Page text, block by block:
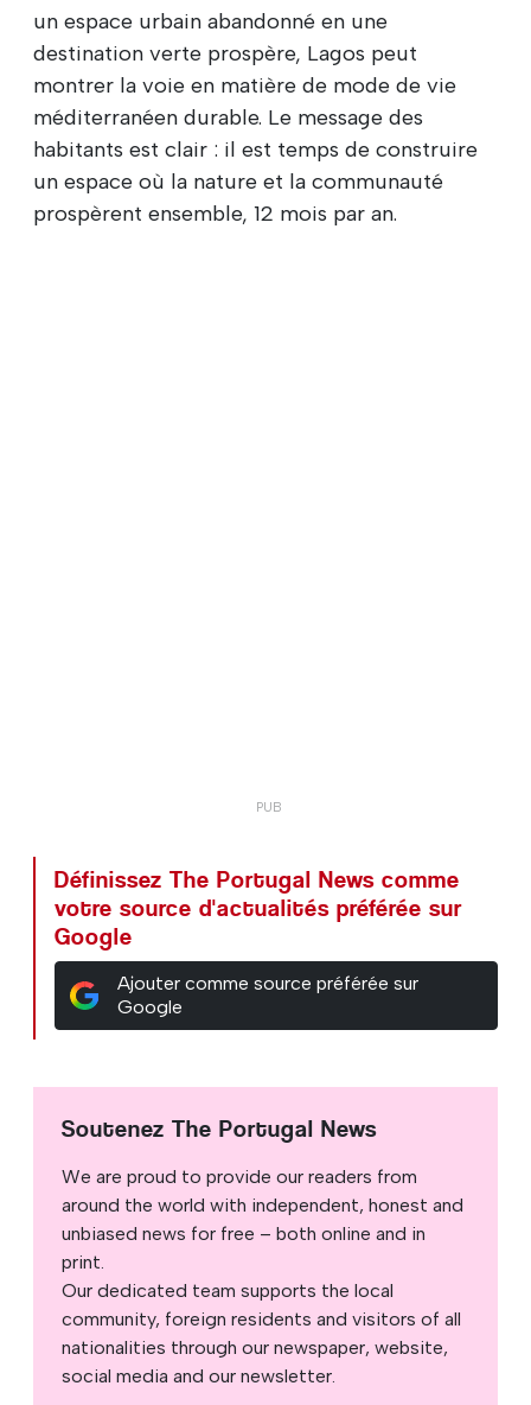
un espace urbain abandonné en une
destination verte prospère, Lagos peut
montrer la voie en matière de mode de vie
méditerranéen durable. Le message des
habitants est clair : il est temps de construire
un espace où la nature et la communauté
prospèrent ensemble, 12 mois par an.
Définissez The Portugal News comme
votre source d'actualités préférée sur
Google
Ajouter comme source préférée sur
Google
Soutenez The Portugal News
We are proud to provide our readers from
around the world with independent, honest and
unbiased news for free – both online and in
print.
Our dedicated team supports the local
community, foreign residents and visitors of all
nationalities through our newspaper, website,
social media and our newsletter.